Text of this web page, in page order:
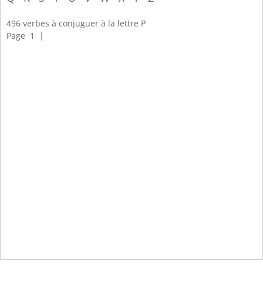
496 verbes à conjuguer à la lettre P
Page 1 |